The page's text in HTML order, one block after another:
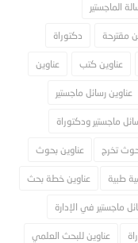
الماجستير
مقترحة دكتوراة
عناوين كتب عناوين
عناوين رسائل ماجستير
ماجستير ودكتوراة
تخرج عناوين بحوث
طبية عناوين خطة بحث
ماجستير في الإدارة
عناوين للبحث العلمي